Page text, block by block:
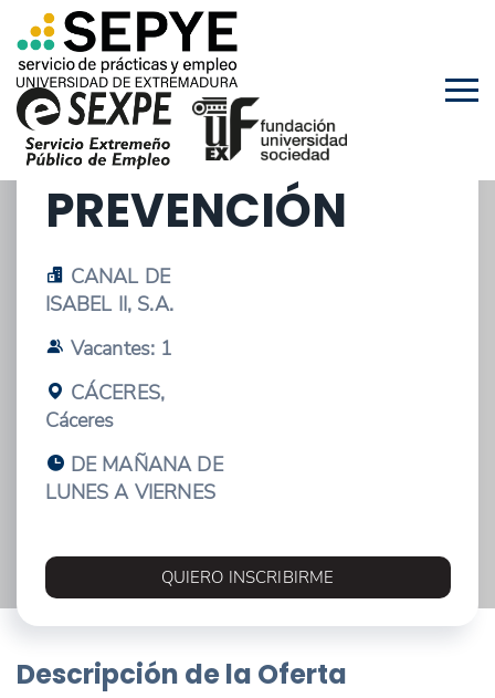
30/04/2026 - OFERTA DE EMPLEO
TÉCNICO DE
PREVENCIÓN
CANAL DE
ISABEL II, S.A.
Vacantes: 1
CÁCERES,
Cáceres
DE MAÑANA DE
LUNES A VIERNES
QUIERO INSCRIBIRME
Descripción de la Oferta